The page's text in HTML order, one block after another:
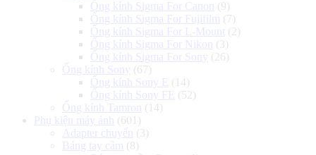
Ống kính Sigma For Canon
(9)
Ống kính Sigma For Fujifilm (7)
Ống kính Sigma For L-Mount (2)
Ống kính Sigma For Nikon
(3)
Ống kính Sigma For Sony (26)
Ống kính Sony (67)
Ống kính Sony E
(14)
Ống kính Sony FE
(52)
Ống kính Tamron
(14)
Phụ kiện máy ảnh
(601)
Adapter chuyển
(3)
Báng tay cầm (8)